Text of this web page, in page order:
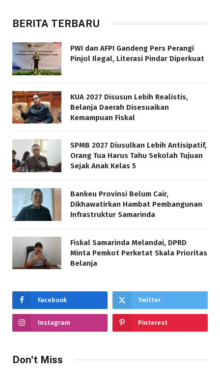
BERITA TERBARU
PWI dan AFPI Gandeng Pers Perangi
Pinjol Ilegal, Literasi Pindar Diperkuat
KUA 2027 Disusun Lebih Realistis,
Belanja Daerah Disesuaikan
Kemampuan Fiskal
SPMB 2027 Diusulkan Lebih Antisipatif,
Orang Tua Harus Tahu Sekolah Tujuan
Sejak Anak Kelas 5
Bankeu Provinsi Belum Cair,
Dikhawatirkan Hambat Pembangunan
Infrastruktur Samarinda
Fiskal Samarinda Melandai, DPRD
Minta Pemkot Perketat Skala Prioritas
Belanja
Facebook Twitter
Instagram Pinterest
Don't Miss